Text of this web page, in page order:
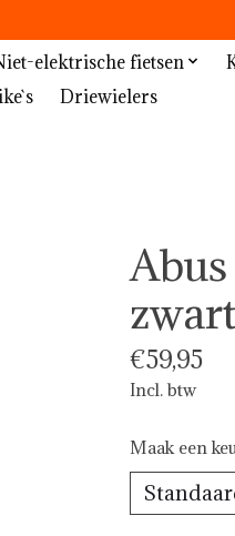
elektrische fietsen
Driewielers
€59,95
Incl. btw
Maak een